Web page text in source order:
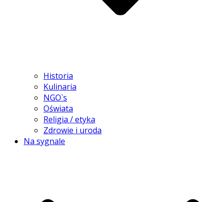
Historia
Kulinaria
NGO`s
Oświata
Religia / etyka
Zdrowie i uroda
Na sygnale